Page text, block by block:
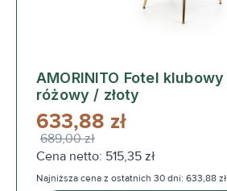
AMORINITO Fotel klubowy jasny
różowy / złoty
633,88 zł
689,00 zł
Cena netto: 515,35 zł
Najniższa cena z ostatnich 30 dni: 633,88 zł